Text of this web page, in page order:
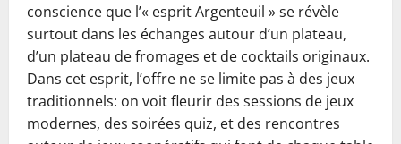
conscience que l’« esprit Argenteuil » se révèle
surtout dans les échanges autour d’un plateau,
d’un plateau de fromages et de cocktails originaux.
Dans cet esprit, l’offre ne se limite pas à des jeux
traditionnels: on voit fleurir des sessions de jeux
modernes, des soirées quiz, et des rencontres